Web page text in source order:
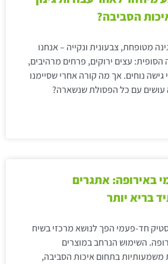
הסביבה?
מטופחת, צבעונית ונקייה – אנחנו
עצים ירוקים, פרחים מרהיבים,
נוחים. אך מה קורה אחרי שסיימנו
עושים עם כל הפסולת שנשארה?
באירופה: אתגרים
בריא יותר
חד-פעמי הפך לנושא מרכזי בשיח
השימוש הנרחב במוצרים
משמעותיות בתחום איכות הסביבה,